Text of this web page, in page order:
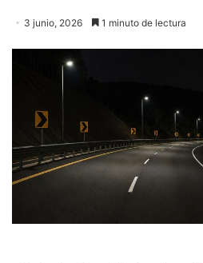
3 junio, 2026 1 minuto de lectura